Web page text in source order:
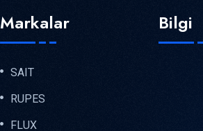
Markalar
SAIT
RUPES
FLUX
Bilgi